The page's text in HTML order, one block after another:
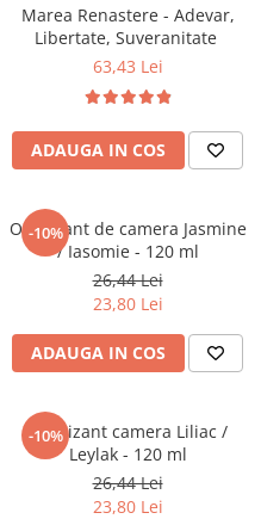
Marea Renastere - Adevar,
Libertate, Suveranitate
63,43 Lei
ADAUGA IN COS
-10%
Odorizant de camera Jasmine
/ Iasomie - 120 ml
26,44 Lei
23,80 Lei
ADAUGA IN COS
-10%
Odorizant camera Liliac /
Leylak - 120 ml
26,44 Lei
23,80 Lei